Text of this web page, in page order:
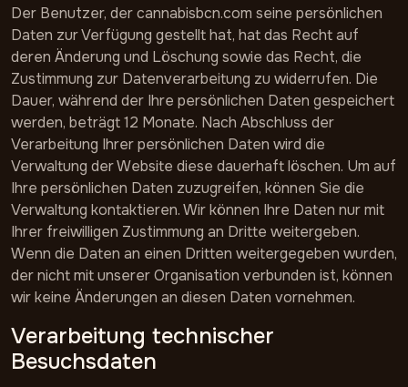
Der Benutzer, der cannabisbcn.com seine persönlichen
Daten zur Verfügung gestellt hat, hat das Recht auf
deren Änderung und Löschung sowie das Recht, die
Zustimmung zur Datenverarbeitung zu widerrufen. Die
Dauer, während der Ihre persönlichen Daten gespeichert
werden, beträgt 12 Monate. Nach Abschluss der
Verarbeitung Ihrer persönlichen Daten wird die
Verwaltung der Website diese dauerhaft löschen. Um auf
Ihre persönlichen Daten zuzugreifen, können Sie die
Verwaltung kontaktieren. Wir können Ihre Daten nur mit
Ihrer freiwilligen Zustimmung an Dritte weitergeben.
Wenn die Daten an einen Dritten weitergegeben wurden,
der nicht mit unserer Organisation verbunden ist, können
wir keine Änderungen an diesen Daten vornehmen.
Verarbeitung technischer
Besuchsdaten